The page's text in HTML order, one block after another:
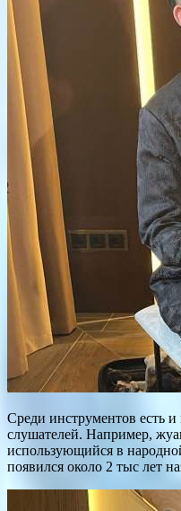
Среди инструментов есть
слушателей. Например,
использующийся в
появился около 2 тыс лет